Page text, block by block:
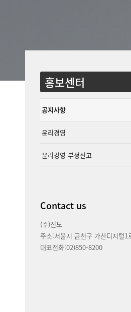
홍보센터
공지사항
윤리경영
윤리경영 부정신고
Contact us
(주)진도
주소:서울시 금천구 가산디지털1
대표전화:02)850-8200